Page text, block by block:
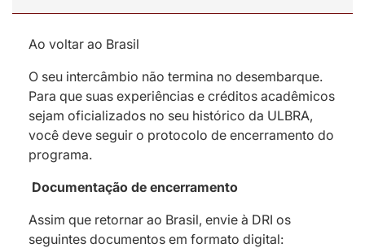
Ao voltar ao Brasil
O seu intercâmbio não termina no desembarque.
Para que suas experiências e créditos acadêmicos
sejam oficializados no seu histórico da ULBRA,
você deve seguir o protocolo de encerramento do
programa.
Documentação de encerramento
Assim que retornar ao Brasil, envie à DRI os
seguintes documentos em formato digital: